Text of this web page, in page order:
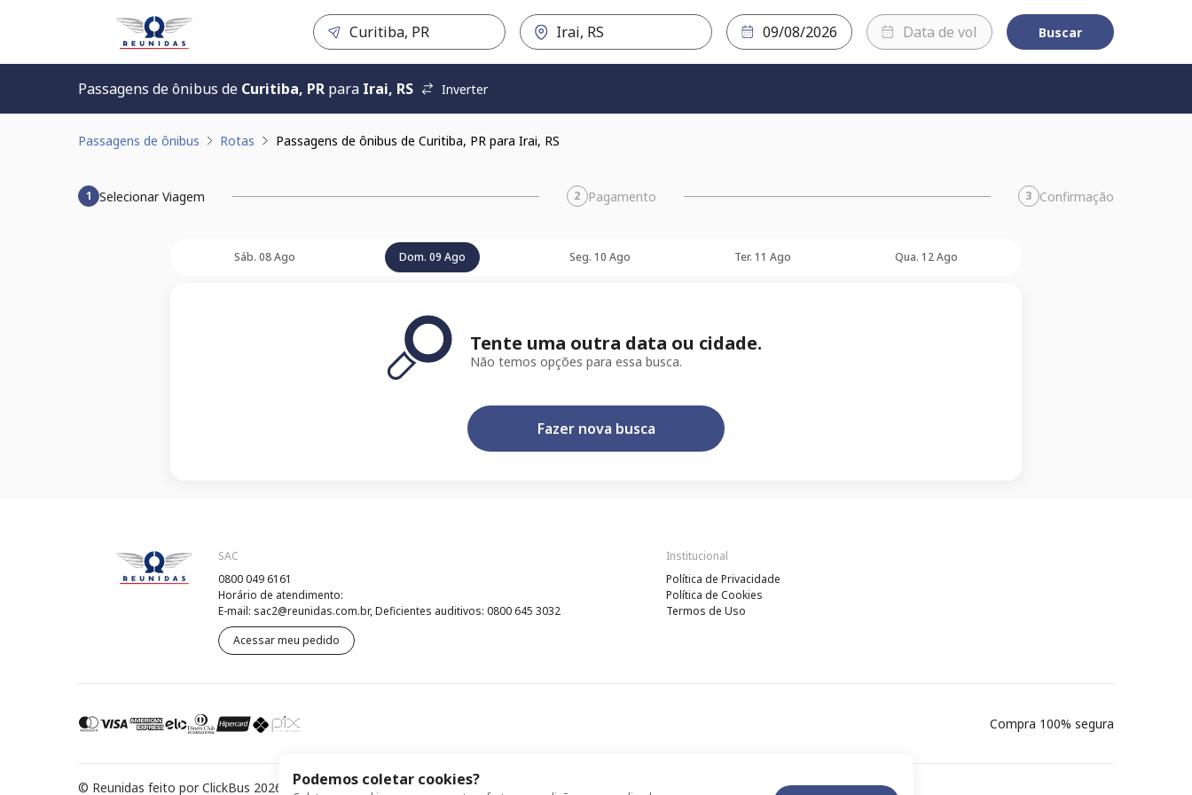
Buscar
Passagens de ônibus de Curitiba, PR para Irai, RS Inverter
Passagens de ônibus Rotas Passagens de ônibus de Curitiba, PR para Irai, RS
1 Selecionar Viagem 2 Pagamento 3 Confirmação
Sáb. 08 Ago Dom. 09 Ago Seg. 10 Ago Ter. 11 Ago Qua. 12 Ago
Tente uma outra data ou cidade.
Não temos opções para essa busca.
Fazer nova busca
Podemos coletar cookies?
SAC
0800 049 6161
Horário de atendimento:
E-mail: sac2@reunidas.com.br, Deficientes auditivos: 0800 645 3032
Acessar meu pedido
Institucional
Política de Privacidade
Política de Cookies
Termos de Uso
Compra 100% segura
© Reunidas feito por ClickBus 2026 Política de Privacidade Política de Cookies